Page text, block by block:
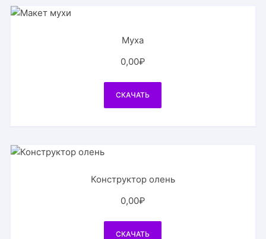
Муха
0,00₽
СКАЧАТЬ
Конструктор олень
0,00₽
СКАЧАТЬ